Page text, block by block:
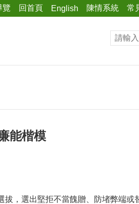
覽 回首頁 English 陳情系統 常
能楷模
，選出堅拒不當餽贈、防堵弊端或